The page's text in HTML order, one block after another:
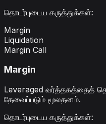
தொடர்புடைய கருத்துக்கள்:
Margin
Liquidation
Margin Call
Margin
Leveraged வர்த்தகத்தைத்
தேவைப்படும் மூலதனம்.
தொடர்புடைய கருத்துக்கள்: